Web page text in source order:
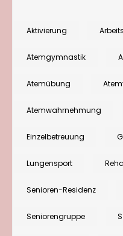
Aktivierung
Atemgymnastik
Atemübung
Atemwahrnehmung
Einzelbetreuung
Lungensport
Senioren-Residenz
Seniorengruppe